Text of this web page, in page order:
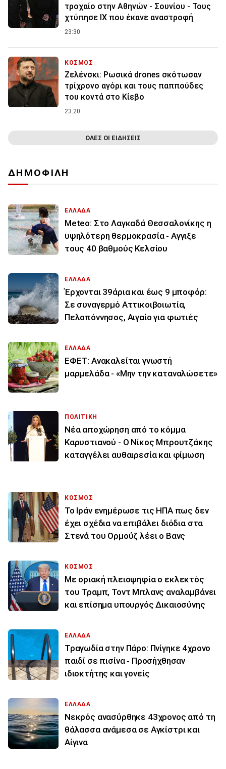
τροχαίο στην Αθηνών - Σουνίου - Τους
χτύπησε ΙΧ που έκανε αναστροφή
23:30
ΚΟΣΜΟΣ
Ζελένσκι: Ρωσικά drones σκότωσαν
τρίχρονο αγόρι και τους παππούδες
του κοντά στο Κίεβο
23:20
ΟΛΕΣ ΟΙ ΕΙΔΗΣΕΙΣ
ΔΗΜΟΦΙΛΗ
ΕΛΛΑΔΑ
Meteo: Στο Λαγκαδά Θεσσαλονίκης η
υψηλότερη θερμοκρασία - Αγγιξε
τους 40 βαθμούς Κελσίου
ΕΛΛΑΔΑ
Έρχονται 39άρια και έως 9 μποφόρ:
Σε συναγερμό Αττικοιβοιωτία,
Πελοπόννησος, Αιγαίο για φωτιές
ΕΛΛΑΔΑ
ΕΦΕΤ: Ανακαλείται γνωστή
μαρμελάδα - «Μην την καταναλώσετε»
ΠΟΛΙΤΙΚΗ
Νέα αποχώρηση από το κόμμα
Καρυστιανού - Ο Νίκος Μπρουτζάκης
καταγγέλει αυθαιρεσία και φίμωση
ΚΟΣΜΟΣ
To Ιράν ενημέρωσε τις ΗΠΑ πως δεν
έχει σχέδια να επιβάλει διόδια στα
Στενά του Ορμούζ λέει ο Βανς
ΚΟΣΜΟΣ
Με οριακή πλειοψηφία ο εκλεκτός
του Τραμπ, Τοντ Μπλανς αναλαμβάνει
και επίσημα υπουργός Δικαιοσύνης
ΕΛΛΑΔΑ
Τραγωδία στην Πάρο: Πνίγηκε 4χρονο
παιδί σε πισίνα - Προσήχθησαν
ιδιοκτήτης και γονείς
ΕΛΛΑΔΑ
Νεκρός ανασύρθηκε 43χρονος από τη
θάλασσα ανάμεσα σε Αγκίστρι και
Αίγινα